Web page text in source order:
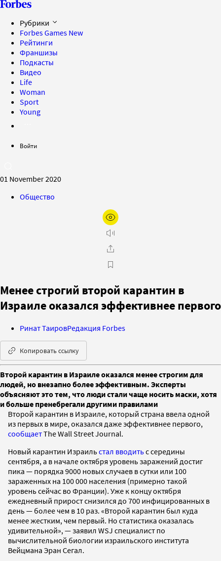
Рубрики
Forbes Games New
Рейтинги
Франшизы
Подкасты
Видео
Life
Woman
Sport
Young
Войти
01 November 2020
Общество
Менее строгий второй карантин в
Израиле оказался эффективнее первого
Ринат ТаировРедакция Forbes
Копировать ссылку
Второй карантин в Израиле оказался менее строгим для
людей, но внезапно более эффективным. Эксперты
объясняют это тем, что люди стали чаще носить маски, хотя
и больше пренебрегали другими правилами
Второй карантин в Израиле, который страна ввела одной
из первых в мире, оказался даже эффективнее первого,
сообщаетThe Wall Street Journal.
Новый карантин Израильстал вводитьс середины
сентября, а в начале октября уровень заражений достиг
пика — порядка 9000 новых случаев в сутки или 100
зараженных на 100 000 населения (примерно такой
уровень сейчас во Франции). Уже к концу октября
ежедневный прирост снизился до 700 инфицированных в
день — более чем в 10 раз. «Второй карантин был куда
менее жестким, чем первый. Но статистика оказалась
удивительной», — заявил WSJ специалист по
вычислительной биологии израильского института
Вейцмана Эран Сегал.